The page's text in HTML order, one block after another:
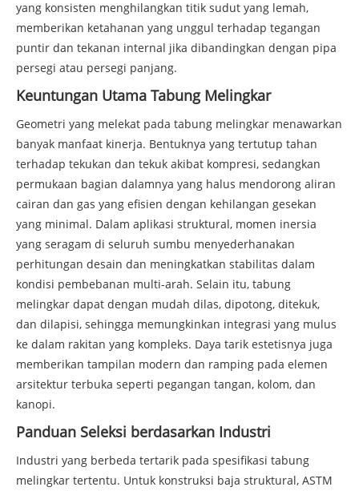
yang konsisten menghilangkan titik sudut yang lemah,
memberikan ketahanan yang unggul terhadap tegangan
puntir dan tekanan internal jika dibandingkan dengan pipa
persegi atau persegi panjang.
Keuntungan Utama Tabung Melingkar
Geometri yang melekat pada tabung melingkar menawarkan
banyak manfaat kinerja. Bentuknya yang tertutup tahan
terhadap tekukan dan tekuk akibat kompresi, sedangkan
permukaan bagian dalamnya yang halus mendorong aliran
cairan dan gas yang efisien dengan kehilangan gesekan
yang minimal. Dalam aplikasi struktural, momen inersia
yang seragam di seluruh sumbu menyederhanakan
perhitungan desain dan meningkatkan stabilitas dalam
kondisi pembebanan multi-arah. Selain itu, tabung
melingkar dapat dengan mudah dilas, dipotong, ditekuk,
dan dilapisi, sehingga memungkinkan integrasi yang mulus
ke dalam rakitan yang kompleks. Daya tarik estetisnya juga
memberikan tampilan modern dan ramping pada elemen
arsitektur terbuka seperti pegangan tangan, kolom, dan
kanopi.
Panduan Seleksi berdasarkan Industri
Industri yang berbeda tertarik pada spesifikasi tabung
melingkar tertentu. Untuk konstruksi baja struktural, ASTM